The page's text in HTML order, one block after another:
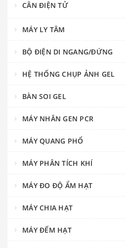
CÂN ĐIỆN TỬ
MÁY LY TÂM
BỘ ĐIỆN DI NGANG/ĐỨNG
HỆ THỐNG CHỤP ẢNH GEL
BÀN SOI GEL
MÁY NHÂN GEN PCR
MÁY QUANG PHỔ
MÁY PHÂN TÍCH KHÍ
MÁY ĐO ĐỘ ẨM HẠT
MÁY CHIA HẠT
MÁY ĐẾM HẠT